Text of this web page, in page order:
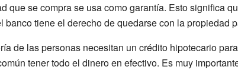
que se compra se usa como garantía. Esto significa
banco tiene el derecho de quedarse con la propiedad
de las personas necesitan un crédito hipotecario
tener todo el dinero en efectivo. Es muy